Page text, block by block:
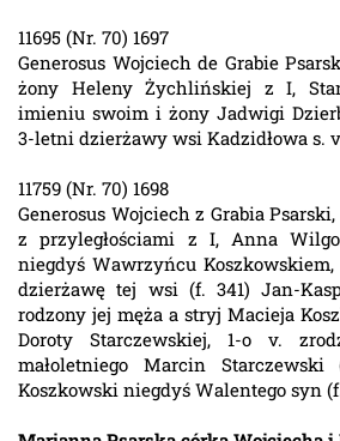
11695 (Nr. 70) 1697
Generosus Wojciech de Grabie
żony Heleny Żychlińskiej z I,
imieniu swoim i żony Jadwigi
3-letni dzierżawy wsi Kadzidłowa s.
11759 (Nr. 70) 1698
Generosus Wojciech z Grabia
z przyległościami z I, Anna
niegdyś Wawrzyńcu
dzierżawę tej wsi (f. 341) Jan-
rodzony jej męża a stryj Macieja
Doroty Starczewskiej, 1-o v.
małoletniego Marcin
Koszkowski niegdyś Walentego syn